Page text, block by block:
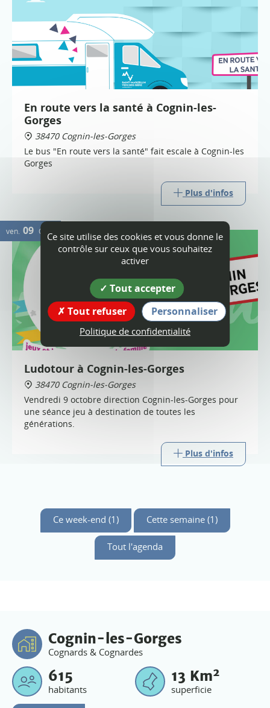
En route vers la santé à Cognin-les-
Gorges
38470 Cognin-les-Gorges
Le bus "En route vers la santé" fait escale à Cognin-les
Gorges
Plus d'infos
ven. 09 OCT.
Ludotour à Cognin-les-Gorges
38470 Cognin-les-Gorges
Vendredi 9 octobre direction Cognin-les-Gorges pour
une séance jeu à destination de toutes les
générations.
Plus d'infos
Ce week-end (1) Cette semaine (1)
Tout l'agenda
Cognin-les-Gorges
Cognards & Cognardes
615
habitants
13 Km2
superficie
Ce site utilise des cookies et vous donne le
contrôle sur ceux que vous souhaitez
activer
Tout accepter
Tout refuser
Personnaliser
Politique de confidentialité